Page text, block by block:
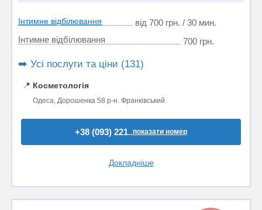
Інтимне відбілювання
від 700 грн. / 30 мин.
Інтимне відбілювання
700 грн.
➡️ Усі послуги та ціни (131)
📍 Косметологія
Одеса, Дорошенка 58 р-н. Франківський
+38 (093) 221..показати номер
Докладніше